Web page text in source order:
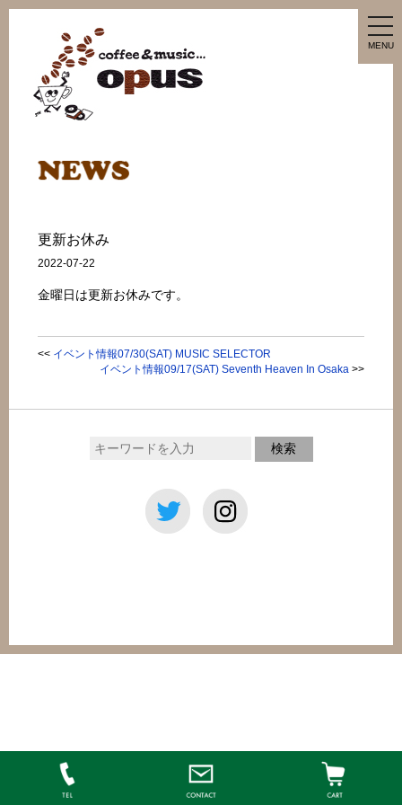
MENU
更新お休み
2022-07-22
金曜日は更新お休みです。
<< イベント情報07/30(SAT) MUSIC SELECTOR
イベント情報09/17(SAT) Seventh Heaven In Osaka>>